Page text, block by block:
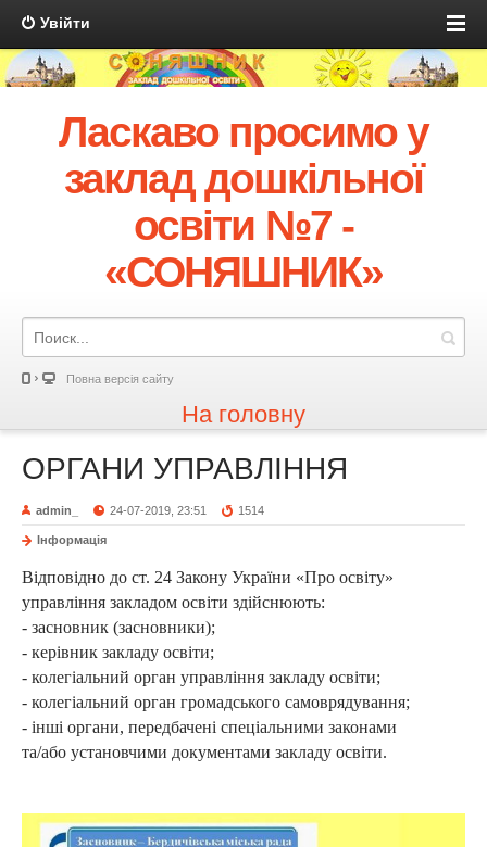
Увійти
Ласкаво просимо у
заклад дошкільної
освіти №7 -
«СОНЯШНИК»
Повна версія сайту
На головну
ОРГАНИ УПРАВЛІННЯ
admin_ 24-07-2019, 23:51 1514
Інформація
Відповідно до ст. 24 Закону України «Про освіту»
управління закладом освіти здійснюють:
- засновник (засновники);
- керівник закладу освіти;
- колегіальний орган управління закладу освіти;
- колегіальний орган громадського самоврядування;
- інші органи, передбачені спеціальними законами
та/або установчими документами закладу освіти.